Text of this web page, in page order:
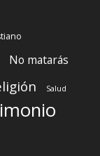
No matarás
Salud